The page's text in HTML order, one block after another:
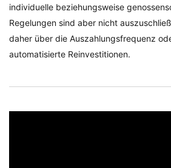
individuelle beziehungsweise
Regelungen sind aber nicht
daher über die Auszahlungsfrequenz
automatisierte Reinvestitionen.